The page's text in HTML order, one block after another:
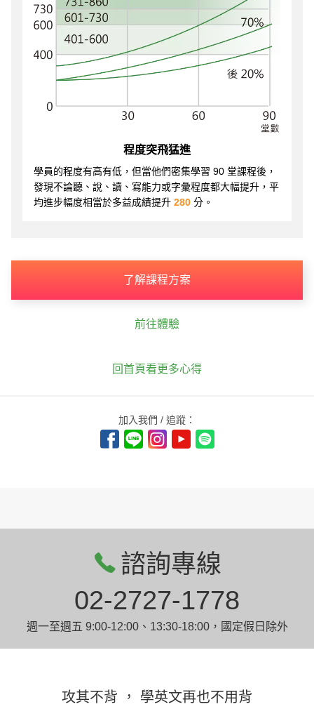
程度突飛猛進
學員的程度有高有低，但當他們密集學習 90 堂課程後，
發現不論聽、說、讀、寫能力或字彙程度都大幅提升，平
均進步幅度相當於多益成績提升 280 分。
了解課程方案
前往體驗
回首頁看更多心得
加入我們 / 追蹤：
諮詢專線
02-2727-1778
週一至週五 9:00-12:00、13:30-18:00，國定假日除外
攻其不背 ， 學英文再也不用背